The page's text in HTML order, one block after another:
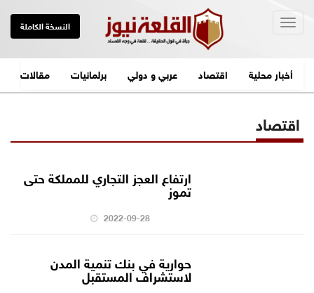
النسخة الكاملة
أخبار محلية اقتصاد عربي و دولي برلمانيات مقالات
اقتصاد
ارتفاع العجز التجاري للمملكة حتى
تموز
2022-09-28
حوارية في بنك تنمية المدن
لاستشراف المستقبل